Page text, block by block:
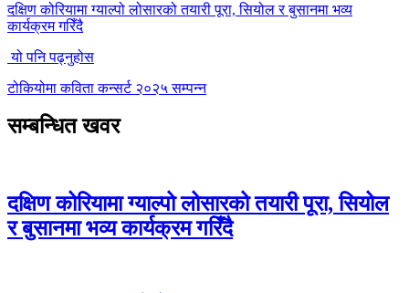
दक्षिण कोरियामा ग्याल्पो लोसारको तयारी पूरा, सियोल र बुसानमा भव्य
कार्यक्रम गरिँदै
यो पनि पढ्नुहोस
टोकियोमा कविता कन्सर्ट २०२५ सम्पन्न
सम्बन्धित खवर
दक्षिण कोरियामा ग्याल्पो लोसारको तयारी पूरा, सियोल
र बुसानमा भव्य कार्यक्रम गरिँदै